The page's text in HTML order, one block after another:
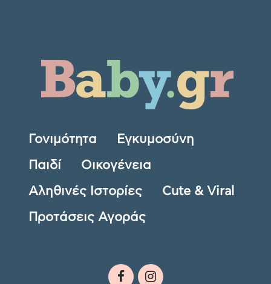
Γονιμότητα Εγκυμοσύνη
Παιδί Οικογένεια
Αληθινές Ιστορίες Cute & Viral
Προτάσεις Αγοράς